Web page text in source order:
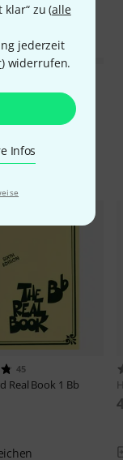
zu (alle
jederzeit
) widerrufen.
Infos
45
Real Book 1 Bb